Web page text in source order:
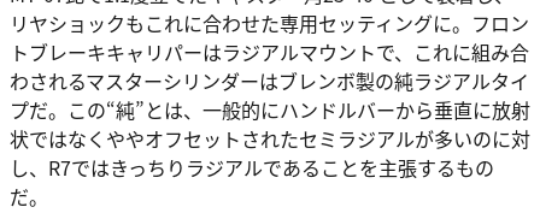
リヤショックもこれに合わせた専用セッティングに。フロン
トブレーキキャリパーはラジアルマウントで、これに組み合
わされるマスターシリンダーはブレンボ製の純ラジアルタイ
プだ。この“純”とは、一般的にハンドルバーから垂直に放射
状ではなくややオフセットされたセミラジアルが多いのに対
し、R7ではきっちりラジアルであることを主張するもの
だ。